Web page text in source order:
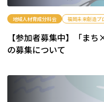
地域人材育成分科会 福岡未来創造プ
【参加者募集中】「ま
の募集について